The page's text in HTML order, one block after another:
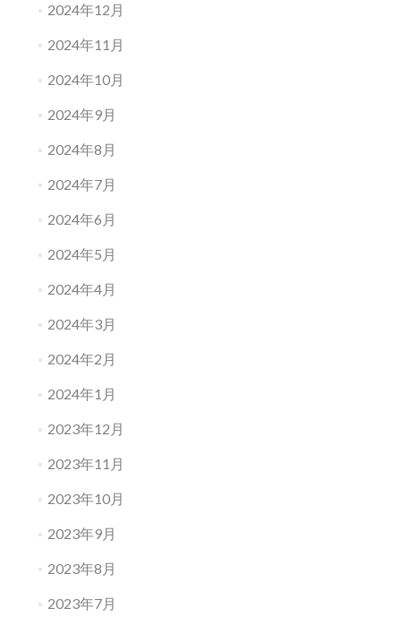
2024年12月
2024年11月
2024年10月
2024年9月
2024年8月
2024年7月
2024年6月
2024年5月
2024年4月
2024年3月
2024年2月
2024年1月
2023年12月
2023年11月
2023年10月
2023年9月
2023年8月
2023年7月